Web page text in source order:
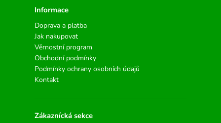
Informace
Doprava a platba
Jak nakupovat
Věrnostní program
Obchodní podmínky
Podmínky ochrany osobních údajů
Kontakt
Zákaznícká sekce